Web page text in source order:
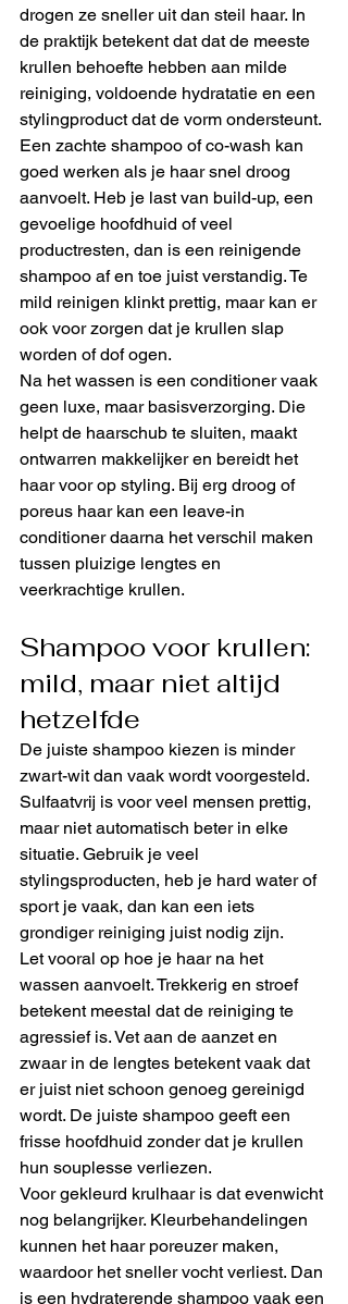
drogen ze sneller uit dan steil haar. In
de praktijk betekent dat dat de meeste
krullen behoefte hebben aan milde
reiniging, voldoende hydratatie en een
stylingproduct dat de vorm ondersteunt.
Een zachte shampoo of co-wash kan
goed werken als je haar snel droog
aanvoelt. Heb je last van build-up, een
gevoelige hoofdhuid of veel
productresten, dan is een reinigende
shampoo af en toe juist verstandig. Te
mild reinigen klinkt prettig, maar kan er
ook voor zorgen dat je krullen slap
worden of dof ogen.
Na het wassen is een conditioner vaak
geen luxe, maar basisverzorging. Die
helpt de haarschub te sluiten, maakt
ontwarren makkelijker en bereidt het
haar voor op styling. Bij erg droog of
poreus haar kan een leave-in
conditioner daarna het verschil maken
tussen pluizige lengtes en
veerkrachtige krullen.
Shampoo voor krullen:
mild, maar niet altijd
hetzelfde
De juiste shampoo kiezen is minder
zwart-wit dan vaak wordt voorgesteld.
Sulfaatvrij is voor veel mensen prettig,
maar niet automatisch beter in elke
situatie. Gebruik je veel
stylingsproducten, heb je hard water of
sport je vaak, dan kan een iets
grondiger reiniging juist nodig zijn.
Let vooral op hoe je haar na het
wassen aanvoelt. Trekkerig en stroef
betekent meestal dat de reiniging te
agressief is. Vet aan de aanzet en
zwaar in de lengtes betekent vaak dat
er juist niet schoon genoeg gereinigd
wordt. De juiste shampoo geeft een
frisse hoofdhuid zonder dat je krullen
hun souplesse verliezen.
Voor gekleurd krulhaar is dat evenwicht
nog belangrijker. Kleurbehandelingen
kunnen het haar poreuzer maken,
waardoor het sneller vocht verliest. Dan
is een hydraterende shampoo vaak een